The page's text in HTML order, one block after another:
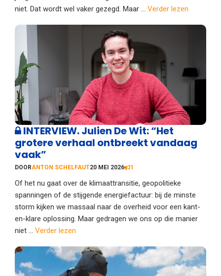
niet. Dat wordt wel vaker gezegd. Maar ... Verder lezen
INTERVIEW. Julien De Wit: “Het
grotere verhaal ontbreekt vandaag
vaak”
DOORANTON SCHELFAUT20 MEI 2026 1
Of het nu gaat over de klimaattransitie, geopolitieke
spanningen of de stijgende energiefactuur: bij de minste
storm kijken we massaal naar de overheid voor een kant-
en-klare oplossing. Maar gedragen we ons op die manier
niet ... Verder lezen